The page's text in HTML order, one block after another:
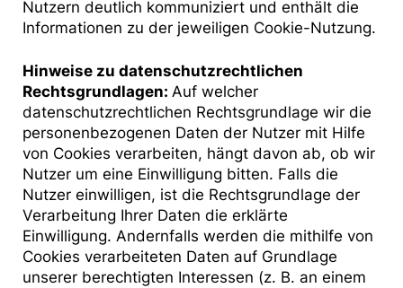
Nutzern deutlich kommuniziert und enthält die
Informationen zu der jeweiligen Cookie-Nutzung.
Hinweise zu datenschutzrechtlichen
Rechtsgrundlagen: Auf welcher
datenschutzrechtlichen Rechtsgrundlage wir die
personenbezogenen Daten der Nutzer mit Hilfe
von Cookies verarbeiten, hängt davon ab, ob wir
Nutzer um eine Einwilligung bitten. Falls die
Nutzer einwilligen, ist die Rechtsgrundlage der
Verarbeitung Ihrer Daten die erklärte
Einwilligung. Andernfalls werden die mithilfe von
Cookies verarbeiteten Daten auf Grundlage
unserer berechtigten Interessen (z. B. an einem